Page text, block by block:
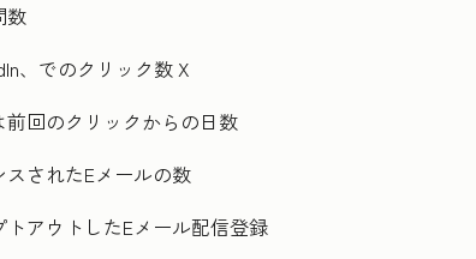
数
、 でのクリック数 X
回のクリックからの日数
されたEメールの数
アウトしたEメール配信登録